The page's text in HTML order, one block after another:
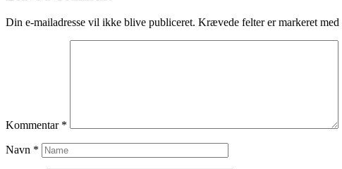
Din e-mailadresse vil ikke blive publiceret. Krævede felter er markeret med
Kommentar *
Navn *